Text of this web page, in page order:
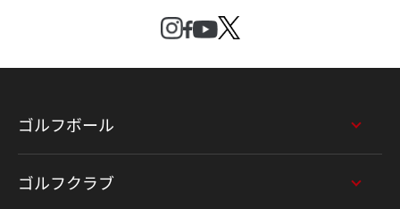
ゴルフボール
ゴルフクラブ